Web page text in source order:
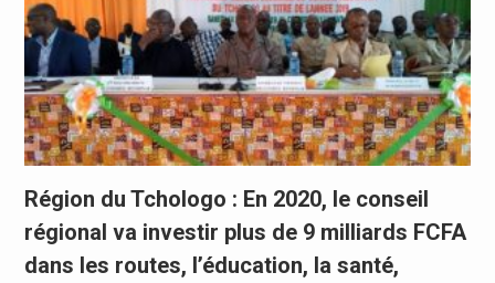
Région du Tchologo : En 2020, le conseil
régional va investir plus de 9 milliards FCFA
dans les routes, l’éducation, la santé,